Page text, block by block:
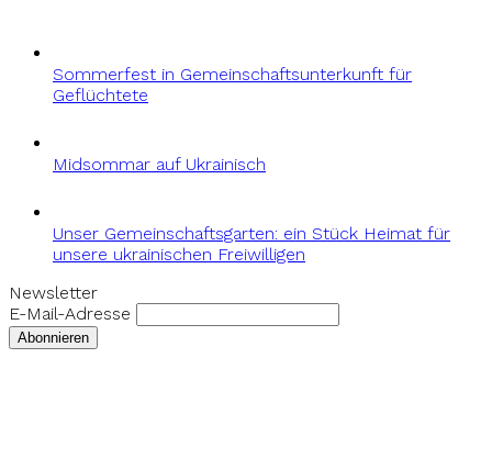
Sommerfest in Gemeinschaftsunterkunft für
Geflüchtete
Midsommar auf Ukrainisch
Unser Gemeinschaftsgarten: ein Stück Heimat für
unsere ukrainischen Freiwilligen
Newsletter
E-Mail-Adresse